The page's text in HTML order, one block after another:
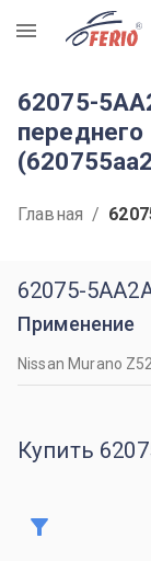
R
62075-
Главная /
62075-
Применение
Nissan Murano
Купить